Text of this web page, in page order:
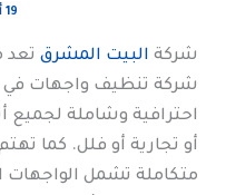
19 أبريل، 2026
شركة البيت المشرق تعد
شركة تنظيف واجهات في
احترافية وشاملة لجميع
أو تجارية أو فلل. كما
متكاملة تشمل الواجهات